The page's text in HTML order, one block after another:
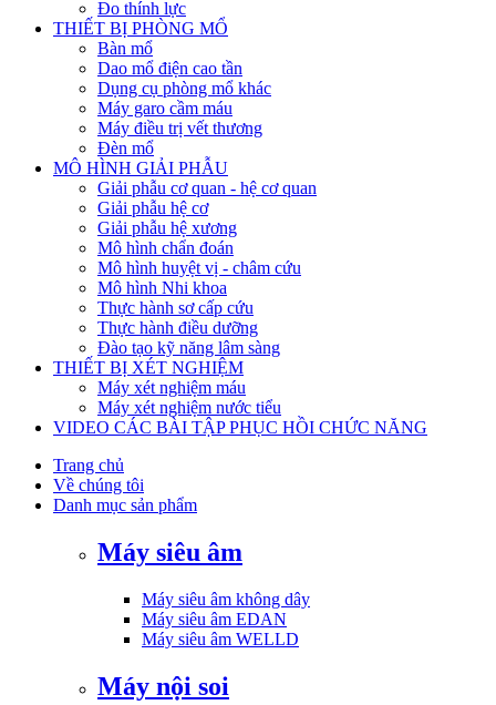
Đo thính lực
THIẾT BỊ PHÒNG MỔ
Bàn mổ
Dao mổ điện cao tần
Dụng cụ phòng mổ khác
Máy garo cầm máu
Máy điều trị vết thương
Đèn mổ
MÔ HÌNH GIẢI PHẪU
Giải phẫu cơ quan - hệ cơ quan
Giải phẫu hệ cơ
Giải phẫu hệ xương
Mô hình chẩn đoán
Mô hình huyệt vị - châm cứu
Mô hình Nhi khoa
Thực hành sơ cấp cứu
Thực hành điều dưỡng
Đào tạo kỹ năng lâm sàng
THIẾT BỊ XÉT NGHIỆM
Máy xét nghiệm máu
Máy xét nghiệm nước tiểu
VIDEO CÁC BÀI TẬP PHỤC HỒI CHỨC NĂNG
Trang chủ
Về chúng tôi
Danh mục sản phẩm
Máy siêu âm
Máy siêu âm không dây
Máy siêu âm EDAN
Máy siêu âm WELLD
Máy nội soi